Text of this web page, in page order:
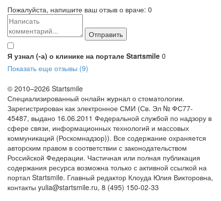
Пожалуйста, напишите ваш отзыв о враче: 0
Я узнал (-а) о клинике на портале Startsmile 0
Показать еще отзывы (9)
© 2010–2026 Startsmile
Специализированный онлайн журнал о стоматологии.
Зарегистрирован как электронное СМИ (Св. Эл № ФС77-
45487, выдано 16.06.2011 Федеральной службой по надзору в
сфере связи, информационных технологий и массовых
коммуникаций (Роскомнадзор)). Все содержание охраняется
авторским правом в соответствии с законодательством
Российской Федерации. Частичная или полная публикация
содержания ресурса возможна только с активной ссылкой на
портал Startsmile. Главный редактор Клоуда Юлия Викторовна,
контакты yulia@startsmile.ru, 8 (495) 150-02-33